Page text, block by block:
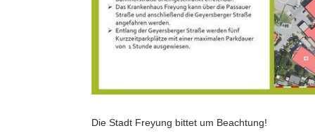
Die Stadt Freyung bittet um Beachtung!